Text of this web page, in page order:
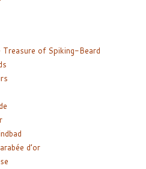
Treasure of Spiking-Beard
d’or